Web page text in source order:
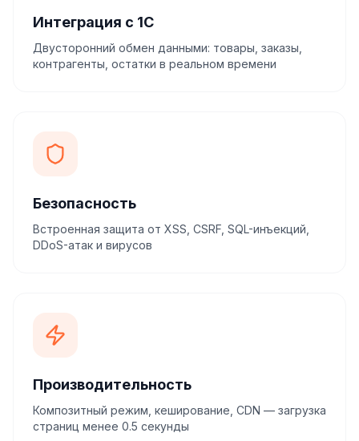
Интеграция с 1С
Двусторонний обмен данными: товары, заказы,
контрагенты, остатки в реальном времени
Безопасность
Встроенная защита от XSS, CSRF, SQL-инъекций,
DDoS-атак и вирусов
Производительность
Композитный режим, кеширование, CDN — загрузка
страниц менее 0.5 секунды